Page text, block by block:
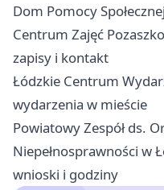
Dom Pomocy
Centrum Zajęć
zapisy i kontakt
Łódzkie Centrum
wydarzenia w mieście
Powiatowy Zespół ds.
Niepełnosprawności w
wnioski i godziny